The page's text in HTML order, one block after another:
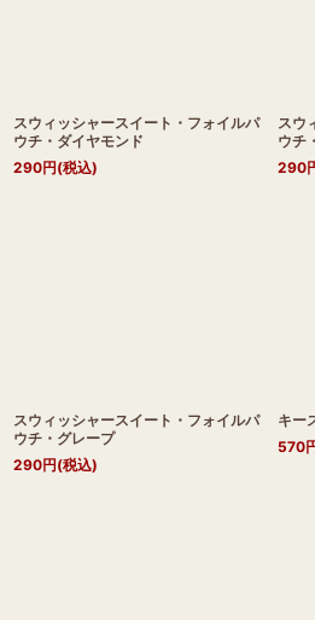
スウィッシャースイート・フォイルパ
ウチ・ダイヤモンド
290円(税込)
スウ
ウチ
290
スウィッシャースイート・フォイルパ
ウチ・グレープ
290円(税込)
キー
570